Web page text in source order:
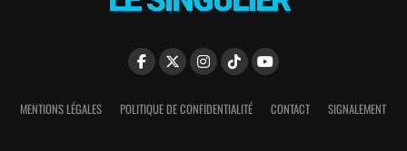
MENTIONS LÉGALES POLITIQUE DE CONFIDENTIALITÉ CONTACT SIGNALEMENT